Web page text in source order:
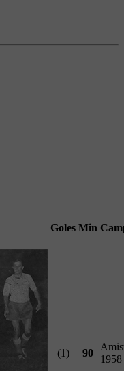
Goles Min
(1) 90
1958